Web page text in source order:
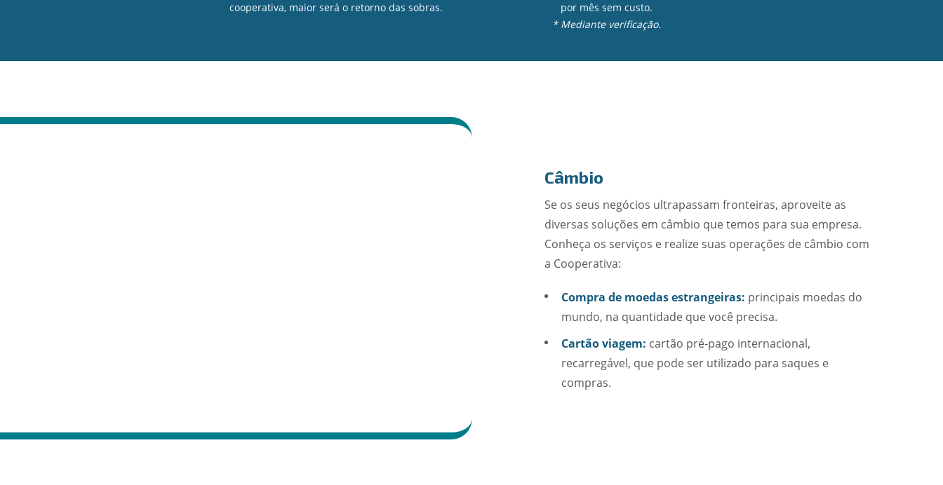
cooperativa, maior será o retorno das sobras.
por mês sem custo.
* Mediante verificação.
Câmbio
Se os seus negócios ultrapassam fronteiras, aproveite as
diversas soluções em câmbio que temos para sua empresa.
Conheça os serviços e realize suas operações de câmbio com
a Cooperativa:
Compra de moedas estrangeiras: principais moedas do
mundo, na quantidade que você precisa.
Cartão viagem: cartão pré-pago internacional,
recarregável, que pode ser utilizado para saques e
compras.